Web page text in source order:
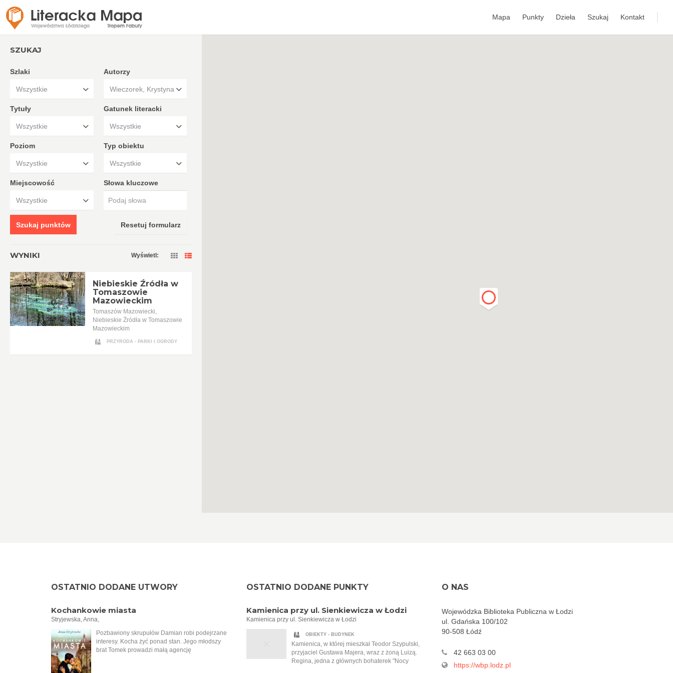
Mapa Punkty Dzieła Szukaj Kontakt
SZUKAJ
Szlaki
Wszystkie
Autorzy
Wieczorek, Krystyna.
Tytuły
Wszystkie
Gatunek literacki
Wszystkie
Poziom
Wszystkie
Typ obiektu
Wszystkie
Miejscowość
Wszystkie
Słowa kluczowe
Szukaj punktów Resetuj formularz
WYNIKI Wyświetl:
Niebieskie Źródła w
Tomaszowie
Mazowieckim
Tomaszów Mazowiecki,
Niebieskie Źródła w Tomaszowie
Mazowieckim
PRZYRODA - PARKI I OGRODY
OSTATNIO DODANE UTWORY
Kochankowie miasta
Stryjewska, Anna,
Pozbawiony skrupułów Damian robi podejrzane
interesy. Kocha żyć ponad stan. Jego młodszy
brat Tomek prowadzi małą agencję
OSTATNIO DODANE PUNKTY
Kamienica przy ul. Sienkiewicza w Łodzi
Kamienica przy ul. Sienkiewicza w Łodzi
OBIEKTY - BUDYNEK
Kamienica, w której mieszkał Teodor Szypulski,
przyjaciel Gustawa Majera, wraz z żoną Luizą.
Regina, jedna z głównych bohaterek "Nocy
O NAS
Wojewódzka Biblioteka Publiczna w Łodzi
ul. Gdańska 100/102
90-508 Łódź
42 663 03 00
https://wbp.lodz.pl